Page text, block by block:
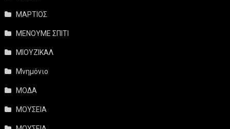
ΜΑΡΤΙΟΣ
ΜΕΝΟΥΜΕ ΣΠΙΤΙ
ΜΙΟΥΖΙΚΑΛ
Μνημόνιο
ΜΟΔΑ
ΜΟΥΣΕΙΑ